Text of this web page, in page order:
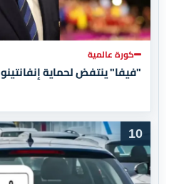
كورة عالمية
"فيفا" ينتفض لحماية إنفانتينو
10